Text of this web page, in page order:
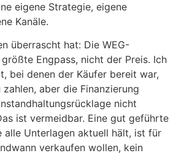
eigene Strategie, eigene
Kanäle.
überrascht hat: Die WEG-
Engpass, nicht der Preis. Ich
bei denen der Käufer bereit war,
aber die Finanzierung
nicht
ist vermeidbar. Eine gut geführte
alle Unterlagen aktuell hält, ist für
verkaufen wollen, kein